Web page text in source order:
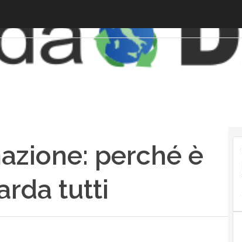
perché è
tutti